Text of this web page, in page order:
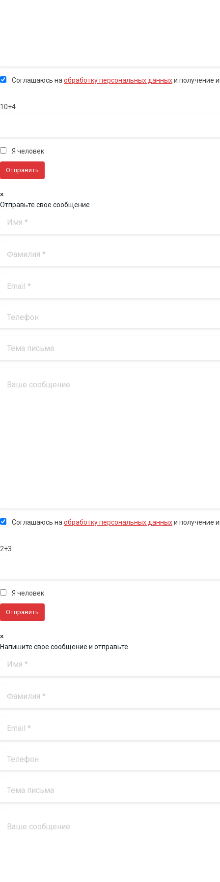
Соглашаюсь наобработку персональных данныхи получение
10+4
Я человек
×
Отправьте свое сообщение
Соглашаюсь на обработку персональных данныхи получение
2+3
Я человек
×
Напишите свое сообщение и отправьте